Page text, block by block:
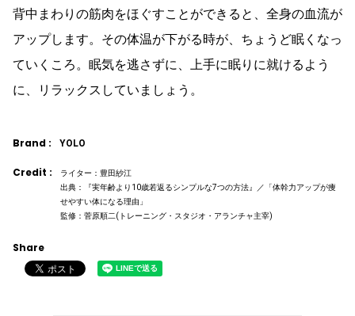
背中まわりの筋肉をほぐすことができると、全身の血流が
アップします。その体温が下がる時が、ちょうど眠くなっ
ていくころ。眠気を逃さずに、上手に眠りに就けるよう
に、リラックスしていましょう。
Brand : YOLO
Credit :
ライター：豊田紗江
出典：『実年齢より10歳若返るシンプルな7つの方法』／「体幹力アップが痩
せやすい体になる理由」
監修：菅原順二(トレーニング・スタジオ・アランチャ主宰)
Share